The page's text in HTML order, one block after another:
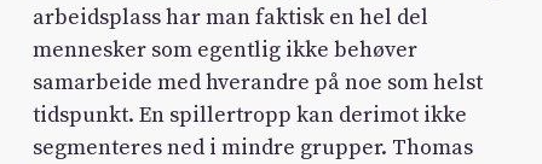
arbeidsplass har man faktisk en hel del
mennesker som egentlig ikke behøver
samarbeide med hverandre på noe som helst
tidspunkt. En spillertropp kan derimot ikke
segmenteres ned i mindre grupper. Thomas